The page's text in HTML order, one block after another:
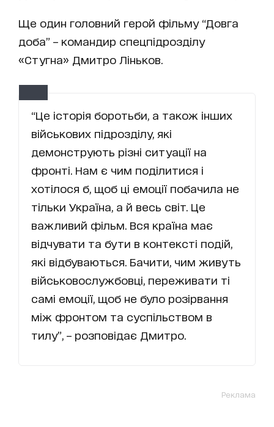
Ще один головний герой фільму “Довга
доба” – командир спецпідрозділу
«Стугна» Дмитро Ліньков.
“Це історія боротьби, а також інших
військових підрозділу, які
демонструють різні ситуації на
фронті. Нам є чим поділитися і
хотілося б, щоб ці емоції побачила не
тільки Україна, а й весь світ. Це
важливий фільм. Вся країна має
відчувати та бути в контексті подій,
які відбуваються. Бачити, чим живуть
військовослужбовці, переживати ті
самі емоції, щоб не було розірвання
між фронтом та суспільством в
тилу”, – розповідає Дмитро.
Реклама